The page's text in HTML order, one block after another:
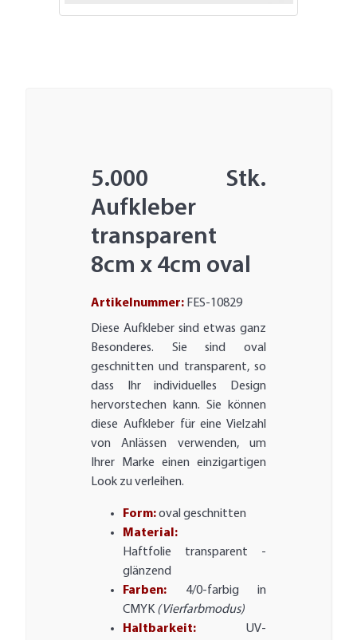
5.000 Stk.
Aufkleber
transparent
8cm x 4cm oval
Artikelnummer: FES-10829
Diese Aufkleber sind etwas ganz
Besonderes. Sie sind oval
geschnitten und transparent, so
dass Ihr individuelles Design
hervorstechen kann. Sie können
diese Aufkleber für eine Vielzahl
von Anlässen verwenden, um
Ihrer Marke einen einzigartigen
Look zu verleihen.
Form:oval geschnitten
Material:
Haftfolie transparent -
glänzend
Farben: 4/0-farbig in
CMYK (Vierfarbmodus)
Haltbarkeit: UV-